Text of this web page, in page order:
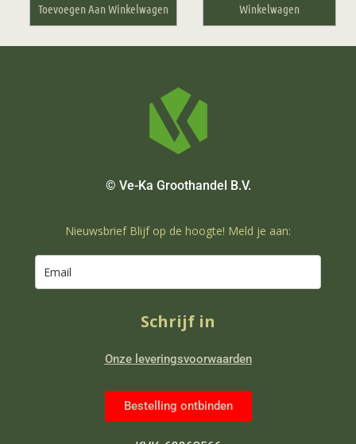
Toevoegen Aan Winkelwagen
Winkelwagen
© Ve-Ka Groothandel B.V.
Nieuwsbrief Blijf op de hoogte! Meld je aan:
Schrijf in
Onze leveringsvoorwaarden
Bestelling ontbinden